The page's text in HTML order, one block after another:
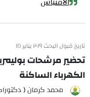
تاريخ قبول البحث ٢٠١٩ يناير ١٥
تحضير مرشحات
الكهرباء الساكنة
محمد كرمان (